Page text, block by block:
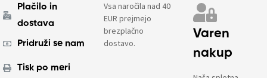
Plačilo in
dostava
Pridruži se nam
Tisk po meri
Vsa naročila nad 40
EUR prejmejo
brezplačno
dostavo.
Varen
nakup